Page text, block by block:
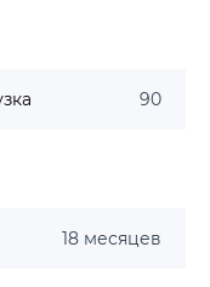
90
18 месяцев